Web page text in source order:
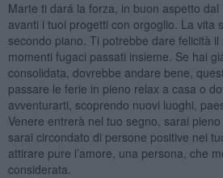
Marte ti dará la forza, in buon aspetto
avanti i tuoi progetti con orgoglio. La vita
secondo piano. Ti potrebbe dare felicità
momenti fugaci passati insieme. Se hai
consolidata, dovrebbe andare bene,
passare le ferie in pieno relax a casa o
avventurarti, scoprendo nuovi luoghi,
Venere entrerà nel tuo segno, sarai
sarai circondato di persone positive nei
attirare pure l’amore, una persona, che
considerata.